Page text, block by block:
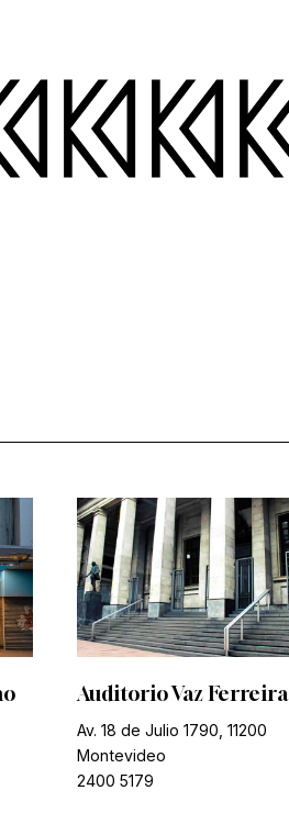
Auditorio Vaz Ferreira
Av. 18 de Julio 1790, 11200
Montevideo
2400 5179